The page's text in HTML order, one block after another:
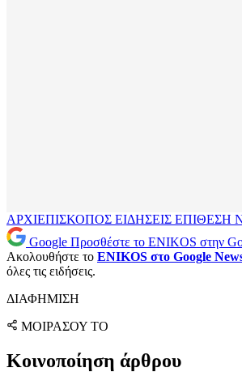
ΑΡΧΙΕΠΙΣΚΟΠΟΣ ΕΙΔΗΣΕΙΣ ΕΠΙΘΕΣΗ
Google Προσθέστε το ENIKOS στην
Ακολουθήστε το ENIKOS στο Google
όλες τις ειδήσεις.
ΔΙΑΦΗΜΙΣΗ
ΜΟΙΡΑΣΟΥ ΤΟ
Κοινοποίηση άρθρου